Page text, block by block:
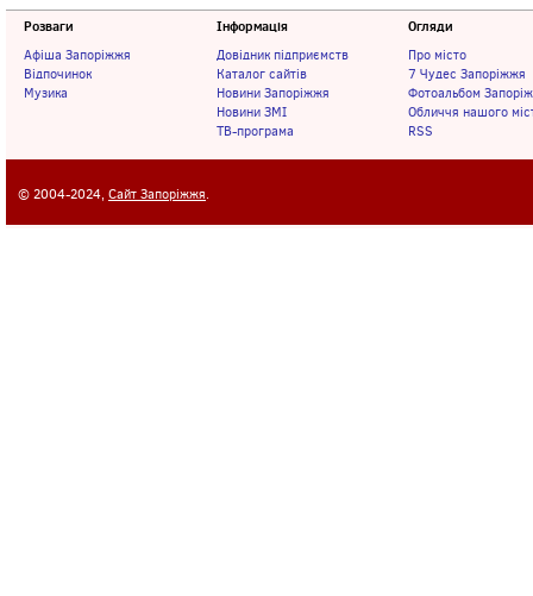
Розваги
Афіша Запоріжжя
Відпочинок
Музика
Інформація
Довідник підприємств
Каталог сайтів
Новини Запоріжжя
Новини ЗМІ
ТВ-програма
Огляди
Про місто
7 Чудес Запоріжжя
Фотоальбом
Обличчя нашого
RSS
© 2004-2024, Сайт Запоріжжя.